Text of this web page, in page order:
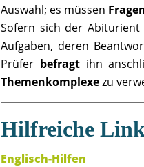
Auswahl; es müssen
Sofern sich der
Aufgaben, deren
Prüfer befragtihn
Themenkomplexezu
Hilfreiche
Englisch-Hilfen